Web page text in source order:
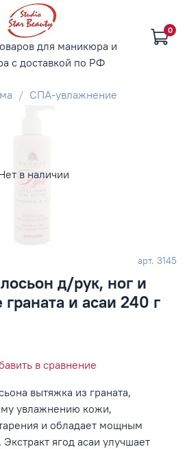
для маникюра и
с доставкой по РФ
0
СПА-увлажнение
в наличии
арт. 3145
д/рук, ног и
и асаи 240 г
в сравнение
вытяжка из граната,
увлажнению кожи,
и обладает мощным
ягод асаи улучшает